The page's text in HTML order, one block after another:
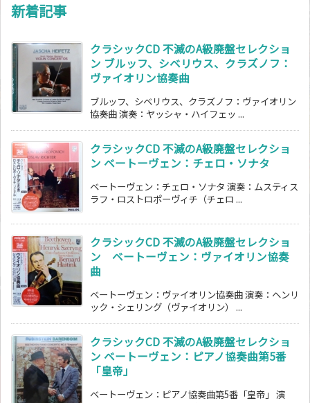
新着記事
クラシックCD 不滅のA級廃盤セレクショ
ン ブルッフ、シベリウス、クラズノフ：
ヴァイオリン協奏曲
ブルッフ、シベリウス、クラズノフ：ヴァイオリン
協奏曲 演奏：ヤッシャ・ハイフェッ ...
クラシックCD 不滅のA級廃盤セレクショ
ン ベートーヴェン：チェロ・ソナタ
ベートーヴェン：チェロ・ソナタ 演奏：ムスティス
ラフ・ロストロポーヴィチ（チェロ ...
クラシックCD 不滅のA級廃盤セレクショ
ン ベートーヴェン：ヴァイオリン協奏
曲
ベートーヴェン：ヴァイオリン協奏曲 演奏：ヘンリ
ック・シェリング（ヴァイオリン） ...
クラシックCD 不滅のA級廃盤セレクショ
ン ベートーヴェン：ピアノ協奏曲第5番
「皇帝」
ベートーヴェン：ピアノ協奏曲第5番「皇帝」 演